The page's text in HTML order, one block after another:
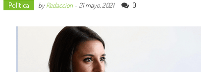
Política byRedaccion- 31 mayo, 2021 0